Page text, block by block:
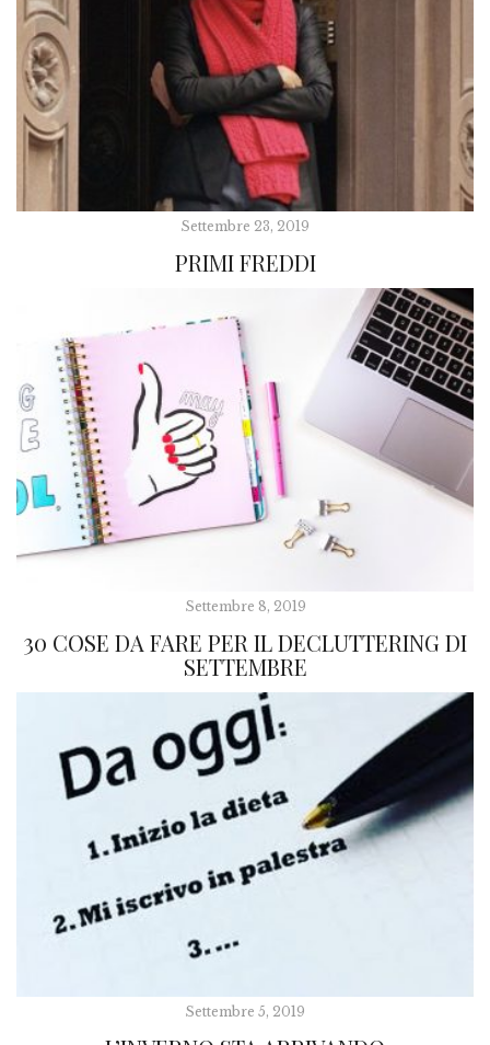
Settembre 23, 2019
PRIMI FREDDI
Settembre 8, 2019
30 COSE DA FARE PER IL DECLUTTERING DI
SETTEMBRE
Settembre 5, 2019